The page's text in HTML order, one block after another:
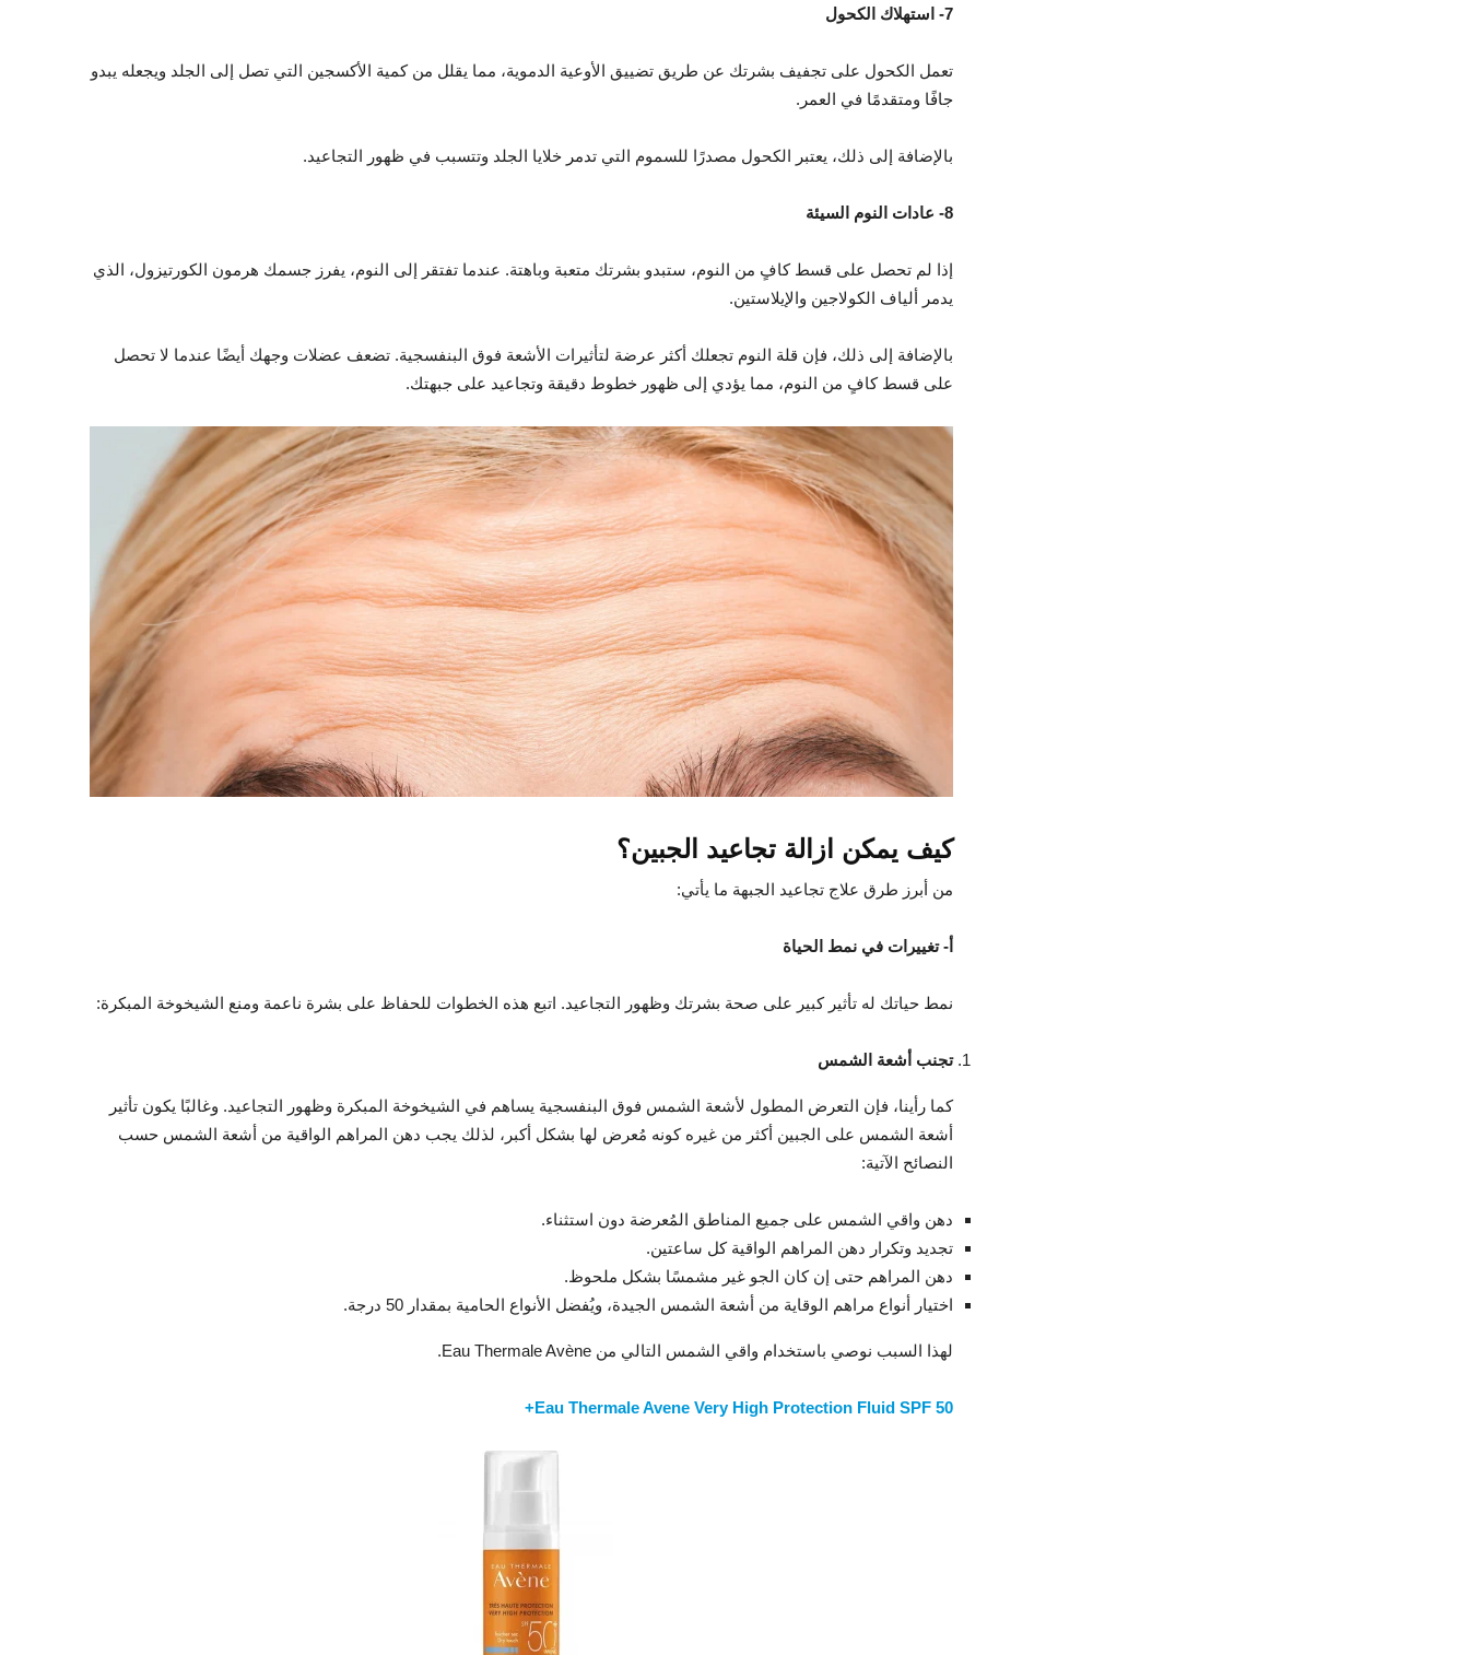
7- استهلاك الكحول
تعمل الكحول على تجفيف بشرتك عن طريق تضييق الأوعية الدموية، مما يقلل من كمية الأكسجين التي تصل إلى الجلد ويجعله يبدو
جافًا ومتقدمًا في العمر.
بالإضافة إلى ذلك، يعتبر الكحول مصدرًا للسموم التي تدمر خلايا الجلد وتتسبب في ظهور التجاعيد.
8- عادات النوم السيئة
إذا لم تحصل على قسط كافٍ من النوم، ستبدو بشرتك متعبة وباهتة. عندما تفتقر إلى النوم، يفرز جسمك هرمون الكورتيزول، الذي
يدمر ألياف الكولاجين والإيلاستين.
بالإضافة إلى ذلك، فإن قلة النوم تجعلك أكثر عرضة لتأثيرات الأشعة فوق البنفسجية. تضعف عضلات وجهك أيضًا عندما لا تحصل
على قسط كافٍ من النوم، مما يؤدي إلى ظهور خطوط دقيقة وتجاعيد على جبهتك.
كيف يمكن ازالة تجاعيد الجبين؟
من أبرز طرق علاج تجاعيد الجبهة ما يأتي:
أ- تغييرات في نمط الحياة
نمط حياتك له تأثير كبير على صحة بشرتك وظهور التجاعيد. اتبع هذه الخطوات للحفاظ على بشرة ناعمة ومنع الشيخوخة المبكرة:
تجنب أشعة الشمس
كما رأينا، فإن التعرض المطول لأشعة الشمس فوق البنفسجية يساهم في الشيخوخة المبكرة وظهور التجاعيد. وغالبًا يكون تأثير
أشعة الشمس على الجبين أكثر من غيره كونه مُعرض لها بشكل أكبر، لذلك يجب دهن المراهم الواقية من أشعة الشمس حسب
النصائح الآتية:
دهن واقي الشمس على جميع المناطق المُعرضة دون استثناء.
تجديد وتكرار دهن المراهم الواقية كل ساعتين.
دهن المراهم حتى إن كان الجو غير مشمسًا بشكل ملحوظ.
اختيار أنواع مراهم الوقاية من أشعة الشمس الجيدة، ويُفضل الأنواع الحامية بمقدار 50 درجة.
لهذا السبب نوصي باستخدام واقي الشمس التالي من Eau Thermale Avène.
Eau Thermale Avene Very High Protection Fluid SPF 50+